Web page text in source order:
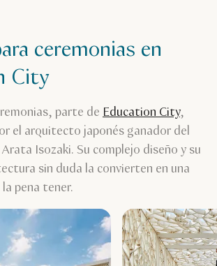
ceremonias en
City
parte de Education City,
el arquitecto japonés ganador del
Isozaki. Su complejo diseño y su
sin duda la convierten en una
pena tener.